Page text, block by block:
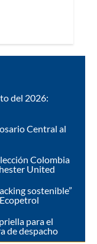
del 2026:
Central al
Colombia
United
sostenible”
para el
de despacho